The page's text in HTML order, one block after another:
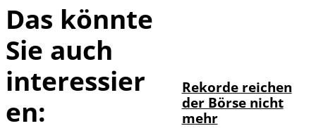
Das könnte
Sie auch
interessier
en:
Rekorde reichen
der Börse nicht
mehr